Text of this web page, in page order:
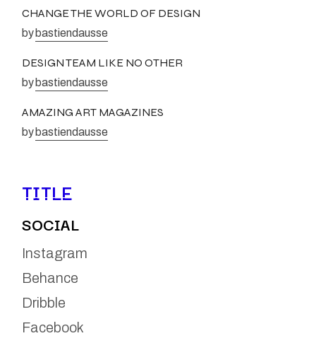
CHANGE THE WORLD OF DESIGN
by bastiendausse
DESIGN TEAM LIKE NO OTHER
by bastiendausse
AMAZING ART MAGAZINES
by bastiendausse
TITLE
SOCIAL
Instagram
Behance
Dribble
Facebook